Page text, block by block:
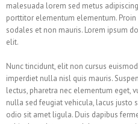
malesuada lorem sed metus
porttitor elementum elementum.
sodales et non mauris. Lorem ipsum
elit.
Nunc tincidunt, elit non cursus
imperdiet nulla nisl quis mauris.
lectus, pharetra nec elementum eget,
nulla sed feugiat vehicula, lacus justo
odio sit amet ligula. Duis dapibus